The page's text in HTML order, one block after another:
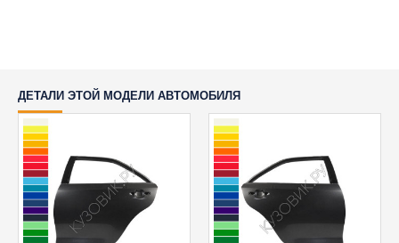
ДЕТАЛИ ЭТОЙ МОДЕЛИ АВТОМОБИЛЯ